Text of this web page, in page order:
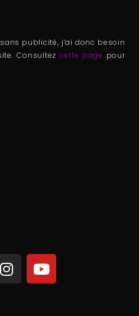
publicité, j’ai donc besoin
Consultez cette page pour